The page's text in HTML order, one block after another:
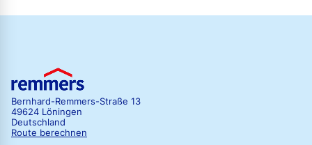
Bernhard-Remmers-Straße 13
49624 Löningen
Deutschland
Route berechnen